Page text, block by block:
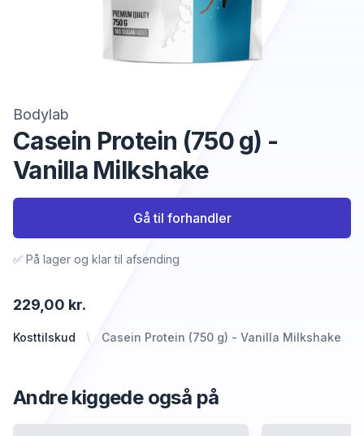
Bodylab
Casein Protein (750 g) -
Vanilla Milkshake
Kosttilskud Casein Protein (750 g) - Vanilla Milkshake
229,00 kr.
✅ På lager og klar til afsending
Gå til forhandler
Andre kiggede også på